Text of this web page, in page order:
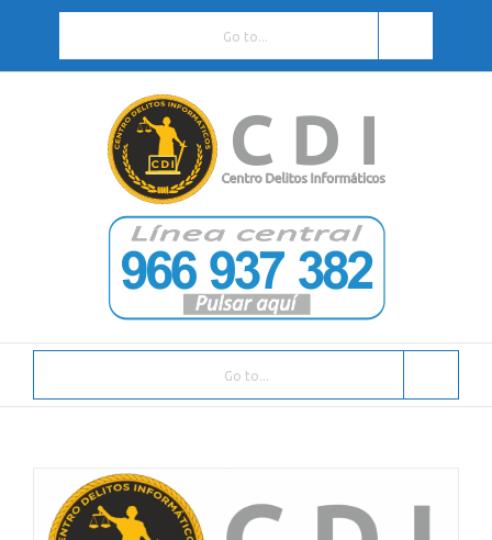
Go to...
Go to...